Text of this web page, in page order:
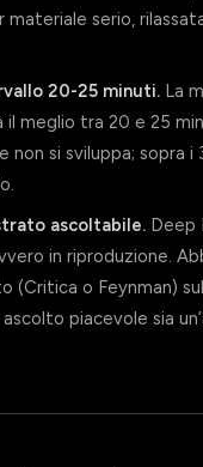
serio,
20-25 minuti. La
il meglio tra 20 e 25
non si sviluppa; sopra i
ascoltabile. Deep
in riproduzione.
(Critica o Feynman)
piacevole sia